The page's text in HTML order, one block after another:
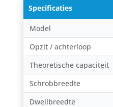
Specificaties
Model
Opzit / achterloop
Theoretische capaciteit
Schrobbreedte
Dweilbreedte